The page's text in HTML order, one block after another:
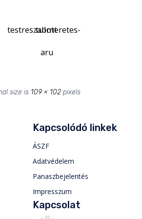
testreszabotttulmeretes-
aru
size is 109 × 102 pixels
Kapcsolódó linkek
ÁSZF
Adatvédelem
Panaszbejelentés
Impresszum
Kapcsolat